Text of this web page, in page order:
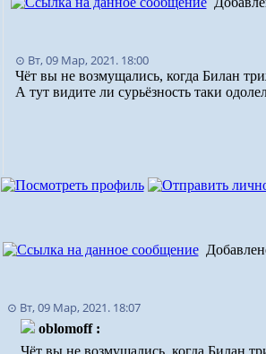
⊙ Вт, 09 Мар, 2021. 18:00
Чёт вы не возмущались, когда Билан
А тут видите ли сурьёзность таки
⊙ Вт, 09 Мар, 2021. 18:07
oblomoff :
Чёт вы не возмущались, когда Билан